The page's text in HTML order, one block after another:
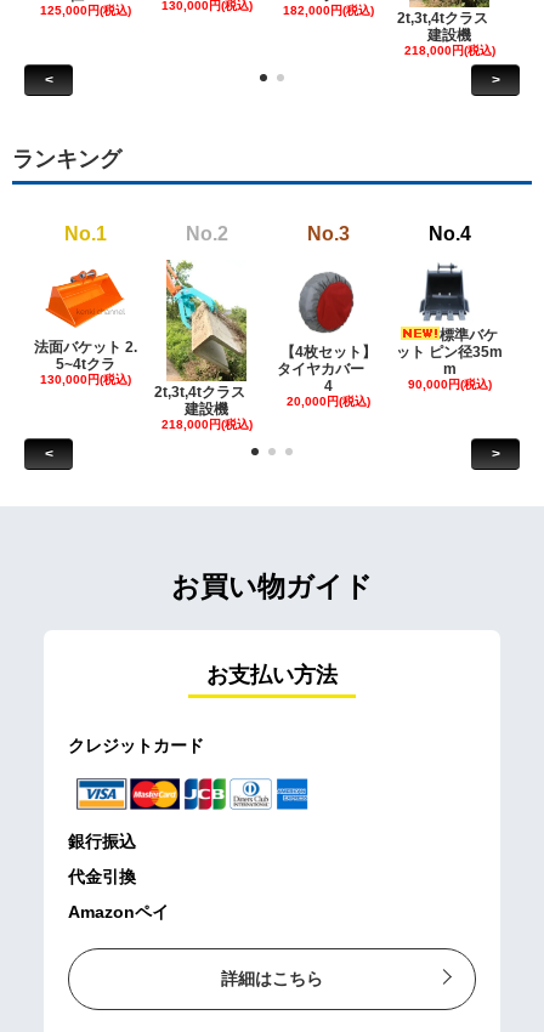
125,000円(税込) 130,000円(税込) 182,000円(税込)
2t,3t,4tクラス
建設機
218,000円(税込)
< >
ランキング
No.1
法面バケット 2.
5~4tクラ
130,000円(税込)
No.2
2t,3t,4tクラス
建設機
218,000円(税込)
No.3
【4枚セット】
タイヤカバー
4
20,000円(税込)
No.4
標準バケ
ット ピン径35m
m
90,000円(税込)
< >
お買い物ガイド
お支払い方法
クレジットカード
銀行振込
代金引換
Amazonペイ
詳細はこちら